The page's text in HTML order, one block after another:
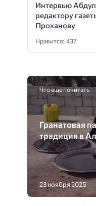
Интервью
редактору
Проханову
Нравится: 437
Что еще почитать
Гранатовая
традиция в
23 ноября 2025